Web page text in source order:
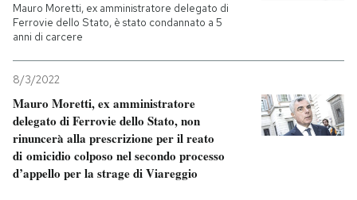
Internet
Scienza
Economia
Sport
Ok Boomer!
Mondiali calcio 2026
PODCAST
Mauro Moretti, ex amministratore delegato di
Ferrovie dello Stato, è stato condannato a 5
anni di carcere
8/3/2022
Mauro Moretti, ex amministratore
delegato di Ferrovie dello Stato, non
rinuncerà alla prescrizione per il reato
di omicidio colposo nel secondo processo
d’appello per la strage di Viareggio